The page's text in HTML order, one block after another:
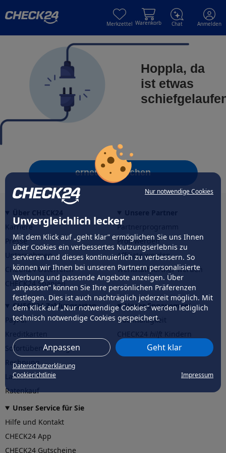
Nur notwendige Cookies
Unvergleichlich lecker
Mit dem Klick auf „geht klar” ermöglichen Sie uns Ihnen
über Cookies ein verbessertes Nutzungserlebnis zu
servieren und dieses kontinuierlich zu verbessern. So
können wir Ihnen bei unseren Partnern personalisierte
Werbung und passende Angebote anzeigen. Über
„anpassen” können Sie Ihre persönlichen Präferenzen
festlegen. Dies ist auch nachträglich jederzeit möglich. Mit
dem Klick auf „Nur notwendige Cookies” werden lediglich
technisch notwendige Cookies gespeichert.
Anpassen Geht klar
Datenschutzerklärung
Cookierichtlinie
Impressum
Merkzettel Warenkorb Chat Anmelden
Hoppla, da
ist etwas
erneut versuchen
Karriere
Presse
Unternehmen
CHECK24 Österreich
CHECK24 Spanien
Partnerprogramm
Profi werden
Affiliate werden
Werkstattpartner werden
CHECK24 Zahlungsarten
PayPal
Sofortüberweisung
Rechnung
Lastschrift
Ratenkauf
Unser Engagement
Nachhaltigkeit
CHECK24hilftder Natur
Unser Service für Sie
Hilfe und Kontakt
CHECK24 App
CHECK24 Gutscheine